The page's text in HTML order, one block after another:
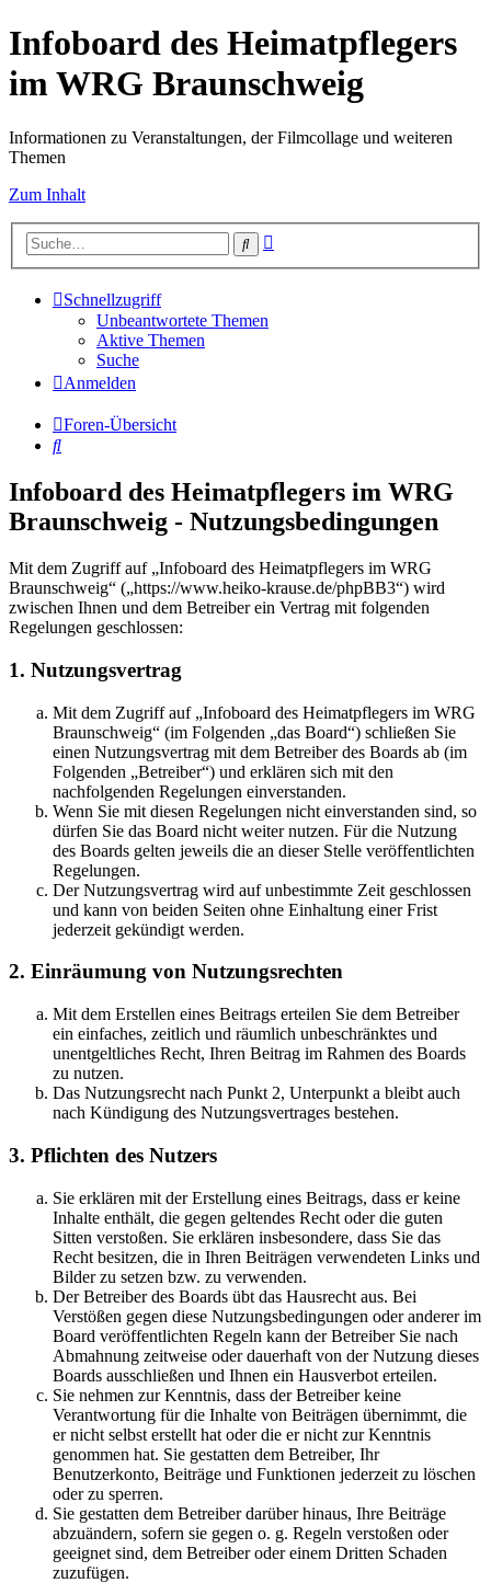
Infoboard des Heimatpflegers
im WRG Braunschweig
Informationen zu Veranstaltungen, der Filmcollage und weiteren
Themen
Zum Inhalt
Suche
Schnellzugriff
Unbeantwortete Themen
Aktive Themen
Suche
Anmelden
Foren-Übersicht
Suche
Infoboard des Heimatpflegers im WRG
Braunschweig - Nutzungsbedingungen
Mit dem Zugriff auf „Infoboard des Heimatpflegers im WRG
Braunschweig“ („https://www.heiko-krause.de/phpBB3“) wird
zwischen Ihnen und dem Betreiber ein Vertrag mit folgenden
Regelungen geschlossen:
1. Nutzungsvertrag
Mit dem Zugriff auf „Infoboard des Heimatpflegers im WRG
Braunschweig“ (im Folgenden „das Board“) schließen Sie
einen Nutzungsvertrag mit dem Betreiber des Boards ab (im
Folgenden „Betreiber“) und erklären sich mit den
nachfolgenden Regelungen einverstanden.
Wenn Sie mit diesen Regelungen nicht einverstanden sind, so
dürfen Sie das Board nicht weiter nutzen. Für die Nutzung
des Boards gelten jeweils die an dieser Stelle veröffentlichten
Regelungen.
Der Nutzungsvertrag wird auf unbestimmte Zeit geschlossen
und kann von beiden Seiten ohne Einhaltung einer Frist
jederzeit gekündigt werden.
2. Einräumung von Nutzungsrechten
Mit dem Erstellen eines Beitrags erteilen Sie dem Betreiber
ein einfaches, zeitlich und räumlich unbeschränktes und
unentgeltliches Recht, Ihren Beitrag im Rahmen des Boards
zu nutzen.
Das Nutzungsrecht nach Punkt 2, Unterpunkt a bleibt auch
nach Kündigung des Nutzungsvertrages bestehen.
3. Pflichten des Nutzers
Sie erklären mit der Erstellung eines Beitrags, dass er keine
Inhalte enthält, die gegen geltendes Recht oder die guten
Sitten verstoßen. Sie erklären insbesondere, dass Sie das
Recht besitzen, die in Ihren Beiträgen verwendeten Links und
Bilder zu setzen bzw. zu verwenden.
Der Betreiber des Boards übt das Hausrecht aus. Bei
Verstößen gegen diese Nutzungsbedingungen oder anderer im
Board veröffentlichten Regeln kann der Betreiber Sie nach
Abmahnung zeitweise oder dauerhaft von der Nutzung dieses
Boards ausschließen und Ihnen ein Hausverbot erteilen.
Sie nehmen zur Kenntnis, dass der Betreiber keine
Verantwortung für die Inhalte von Beiträgen übernimmt, die
er nicht selbst erstellt hat oder die er nicht zur Kenntnis
genommen hat. Sie gestatten dem Betreiber, Ihr
Benutzerkonto, Beiträge und Funktionen jederzeit zu löschen
oder zu sperren.
Sie gestatten dem Betreiber darüber hinaus, Ihre Beiträge
abzuändern, sofern sie gegen o. g. Regeln verstoßen oder
geeignet sind, dem Betreiber oder einem Dritten Schaden
zuzufügen.